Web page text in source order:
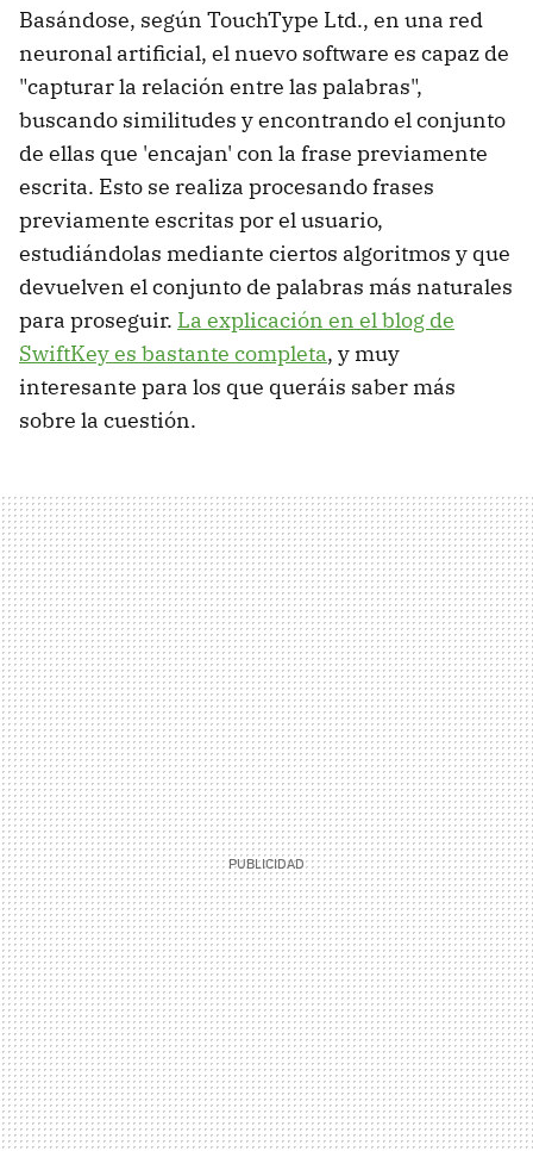
Basándose, según TouchType Ltd., en una red
neuronal artificial, el nuevo software es capaz de
"capturar la relación entre las palabras",
buscando similitudes y encontrando el conjunto
de ellas que 'encajan' con la frase previamente
escrita. Esto se realiza procesando frases
previamente escritas por el usuario,
estudiándolas mediante ciertos algoritmos y que
devuelven el conjunto de palabras más naturales
para proseguir. La explicación en el blog de
SwiftKey es bastante completa, y muy
interesante para los que queráis saber más
sobre la cuestión.